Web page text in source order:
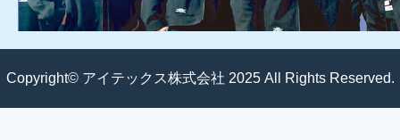
Copyright© アイテックス株式会社 2025 All Rights Reserved.